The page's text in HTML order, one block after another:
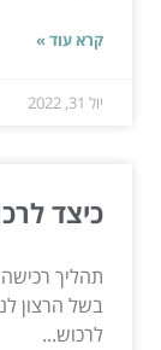
קרא עוד »
יול 31, 2022
כיצד
תהליך
בשל הרצון
לרכוש...